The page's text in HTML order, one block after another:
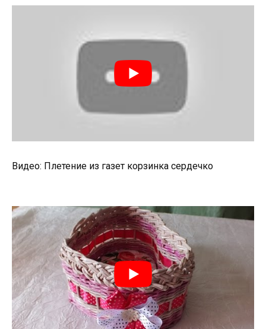
Видео: Плетение из газет корзинка сердечко